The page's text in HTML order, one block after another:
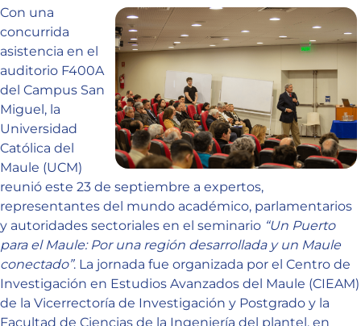
Con una
concurrida
asistencia en el
auditorio F400A
del Campus San
Miguel, la
Universidad
Católica del
Maule (UCM)
reunió este 23 de septiembre a expertos,
representantes del mundo académico, parlamentarios
y autoridades sectoriales en el seminario “Un Puerto
para el Maule: Por una región desarrollada y un Maule
conectado”. La jornada fue organizada por el Centro de
Investigación en Estudios Avanzados del Maule (CIEAM)
de la Vicerrectoría de Investigación y Postgrado y la
Facultad de Ciencias de la Ingeniería del plantel, en